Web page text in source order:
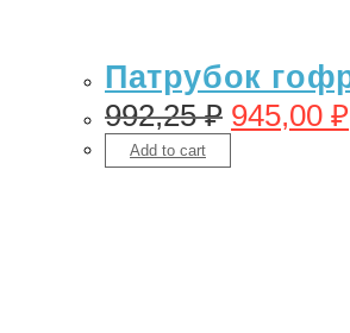
Патрубок
992,25₽ 945,00 ₽
Add to cart